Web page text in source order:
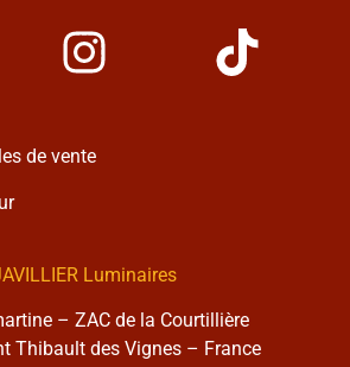
de vente
Luminaires
– ZAC de la Courtillière
Thibault des Vignes – France